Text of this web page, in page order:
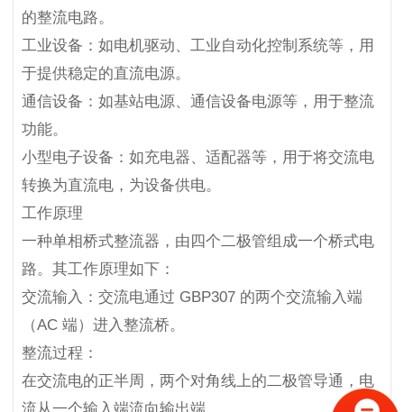
的整流电路。
工业设备：如电机驱动、工业自动化控制系统等，用
于提供稳定的直流电源。
通信设备：如基站电源、通信设备电源等，用于整流
功能。
小型电子设备：如充电器、适配器等，用于将交流电
转换为直流电，为设备供电。
工作原理
一种单相桥式整流器，由四个二极管组成一个桥式电
路。其工作原理如下：
交流输入：交流电通过 GBP307 的两个交流输入端
（AC 端）进入整流桥。
整流过程：
在交流电的正半周，两个对角线上的二极管导通，电